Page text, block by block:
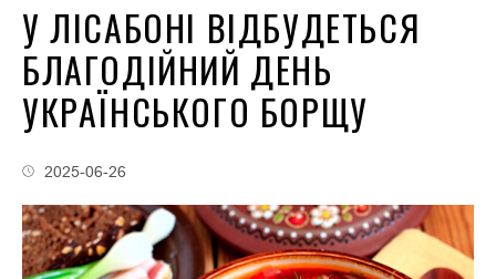
У ЛІСАБОНІ ВІДБУДЕТЬСЯ
БЛАГОДІЙНИЙ ДЕНЬ
УКРАЇНСЬКОГО БОРЩУ
2025-06-26